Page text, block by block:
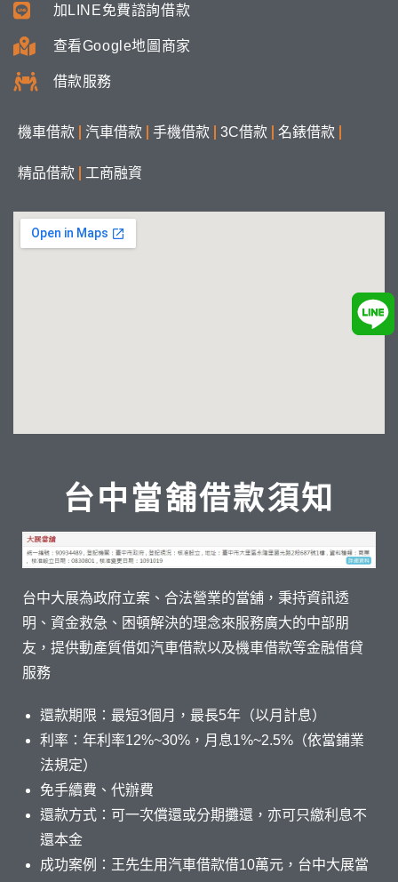
台中當舖借款須知
台中大展為政府立案、合法營業的當舖，秉持資訊透
明、資金救急、困頓解決的理念來服務廣大的中部朋
友，提供動產質借如汽車借款以及機車借款等金融借貸
服務
還款期限：最短3個月，最長5年（以月計息）
利率：年利率12%~30%，月息1%~2.5%（依當鋪業
法規定）
免手續費、代辦費
還款方式：可一次償還或分期攤還，亦可只繳利息不
還本金
成功案例：王先生用汽車借款借10萬元，台中大展當
加LINE免費諮詢借款
查看Google地圖商家
借款服務
機車借款 汽車借款 手機借款 3C借款 名錶借款
精品借款 工商融資